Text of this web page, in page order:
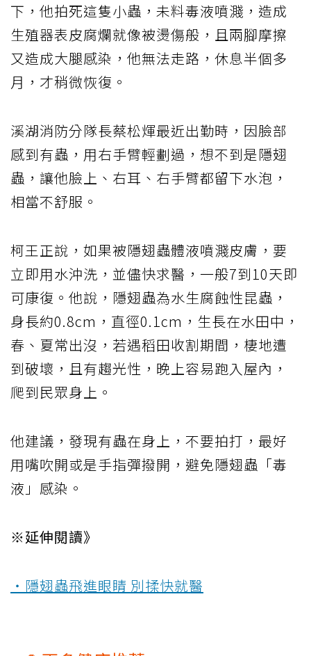
下，他拍死這隻小蟲，未料毒液噴濺，造成
生殖器表皮腐爛就像被燙傷般，且兩腳摩擦
又造成大腿感染，他無法走路，休息半個多
月，才稍微恢復。
溪湖消防分隊長蔡松煇最近出勤時，因臉部
感到有蟲，用右手臂輕劃過，想不到是隱翅
蟲，讓他臉上、右耳、右手臂都留下水泡，
相當不舒服。
柯王正說，如果被隱翅蟲體液噴濺皮膚，要
立即用水沖洗，並儘快求醫，一般7到10天即
可康復。他說，隱翅蟲為水生腐蝕性昆蟲，
身長約0.8cm，直徑0.1cm，生長在水田中，
春、夏常出沒，若遇稻田收割期間，棲地遭
到破壞，且有趨光性，晚上容易跑入屋內，
爬到民眾身上。
他建議，發現有蟲在身上，不要拍打，最好
用嘴吹開或是手指彈撥開，避免隱翅蟲「毒
液」感染。
※延伸閱讀》
‧隱翅蟲飛進眼睛 別揉快就醫